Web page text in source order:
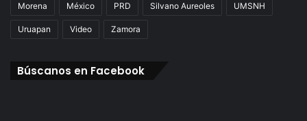
Morena México PRD Silvano Aureoles UMSNH
Uruapan Video Zamora
Búscanos en Facebook